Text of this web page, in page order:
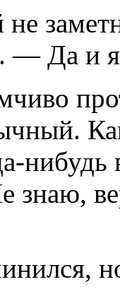
— Да и